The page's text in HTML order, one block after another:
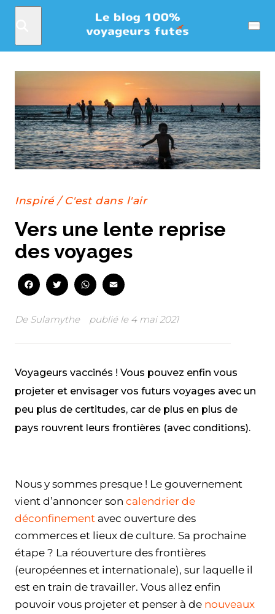
Menu
Inspiré/ C'est dans l'air
Vers une lente reprise
des voyages
FacebookTwitterWhatsApp
De Sulamythe publié le 4 mai 2021
Voyageurs vaccinés ! Vous pouvez enfin vous
projeter et envisager vos futurs voyages avec un
peu plus de certitudes, car de plus en plus de
pays rouvrent leurs frontières (avec conditions).
Nous y sommes presque ! Le gouvernement
vient d’annoncer son calendrier de
déconfinement avec ouverture des
commerces et lieux de culture. Sa prochaine
étape ? La réouverture des frontières
(européennes et internationale), sur laquelle il
est en train de travailler. Vous allez enfin
pouvoir vous projeter et penser à de nouveaux